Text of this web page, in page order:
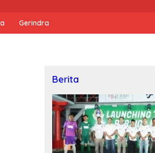
Gerindra
Berita